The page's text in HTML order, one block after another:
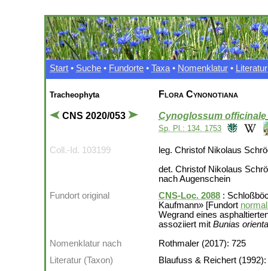
Start • Suche • Fundorte • Taxa • Nomenklatur • Literatur
Tracheophyta
CNS 2020/053
Flora Cynonotiana
Cynoglossum officinale
Sp. Pl.: 134. 1753
Coll.-Id. 103199
leg. Christof Nikolaus
det. Christof Nikolaus
nach Augenschein
Fundort original
CNS-Loc. 2088 :
Kaufmann» [Fundort
Wegrand eines
assoziiert mit Bunias
Nomenklatur nach
Rothmaler (2017): 725
Literatur (Taxon)
Blaufuss & Reichert